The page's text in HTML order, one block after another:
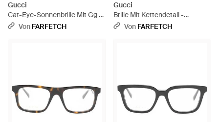
Gucci
Cat-Eye-Sonnenbrille Mit Gg -
Schwarz
Von FARFETCH
Gucci
Brille Mit Kettendetail -
Schwarz
Von FARFETCH